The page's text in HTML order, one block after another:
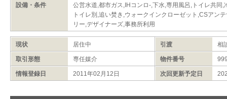
設備・条件
公営水道,都市ガス,IHコンロ-,下水,専用風呂,トイレ共同,
トイレ別,追い焚き,ウォークインクローゼット,CSアン
リー,デザイナーズ,事務所利用
現状 居住中 引渡 相
取引形態 専任媒介 物件番号
情報登録日 2011年02月12日 次回更新予定日